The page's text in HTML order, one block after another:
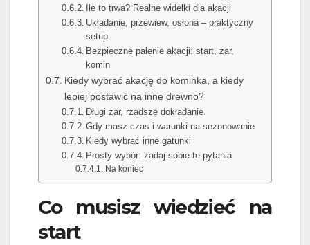
Ile to trwa? Realne widełki dla akacji
Układanie, przewiew, osłona – praktyczny
setup
Bezpieczne palenie akacji: start, żar,
komin
Kiedy wybrać akację do kominka, a kiedy
lepiej postawić na inne drewno?
Długi żar, rzadsze dokładanie
Gdy masz czas i warunki na sezonowanie
Kiedy wybrać inne gatunki
Prosty wybór: zadaj sobie te pytania
Na koniec
Co musisz wiedzieć na
start